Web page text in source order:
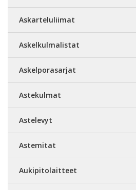
Askarteluliimat
Askelkulmalistat
Askelporasarjat
Astekulmat
Astelevyt
Astemitat
Aukipitolaitteet